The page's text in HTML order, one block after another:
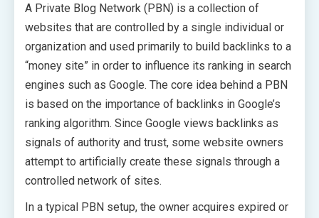
A Private Blog Network (PBN) is a collection of
websites that are controlled by a single individual or
organization and used primarily to build backlinks to a
“money site” in order to influence its ranking in search
engines such as Google. The core idea behind a PBN
is based on the importance of backlinks in Google’s
ranking algorithm. Since Google views backlinks as
signals of authority and trust, some website owners
attempt to artificially create these signals through a
controlled network of sites.
In a typical PBN setup, the owner acquires expired or